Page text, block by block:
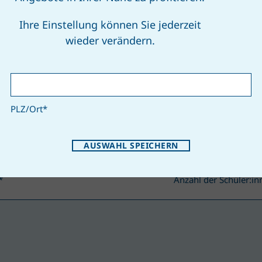
und weitere Informationen
Anzahl der
Ihre Einstellung können Sie jederzeit
wieder verändern.
PLZ/Ort*
AUSWAHL SPEICHERN